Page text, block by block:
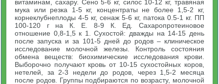
витаминам, сахару. Сено 5-6 кг, силос 10-12 кг, травяная
мука или резка 1-5 кг, концентраты не более 1,5-2 кг,
корнеклубнеплоды 4-5 кг, сенаж 5-6 кг, патока 0.5-1 кг. ПП
100-120 г на К. Е. 8-9 К. Ед. Сахаропротеиновое
отношение 0,8-1,5 к 1. Сухостой: дважды на 14-15 день
после запуска и за 101-5 дней до родов – клиническое
исследование молочной железы. Контроль состояния
обмена веществ: биохимические исследования крови.
Выборочно получают кровь от 10-15 сухостойных коров,
нетелей, за 2-3 недели до родов, через 1,5-2 месяца
после родов. Группы подбираются по возрасту, молочной